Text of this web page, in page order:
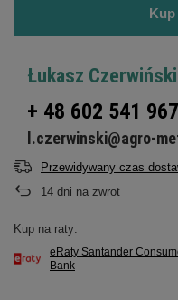
Kup
Łukasz Czerwiński
+ 48 602 541 967
l.czerwinski@agro-
Przewidywany czas
14 dni na zwrot
Kup na raty:
eRaty Santander
Bank